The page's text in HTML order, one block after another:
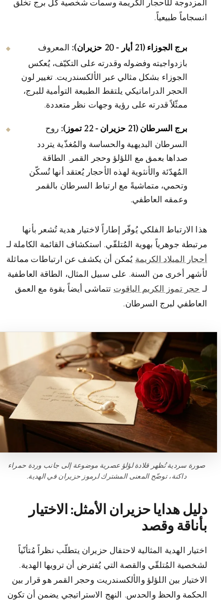
المزدوجة للأحجار الكريمة وسمات شخصية كل برج تخلق
انسجاماً طبيعياً.
برج الجوزاء (21 أيار - 20 حزيران):
المعروف
بازدواجيته وفضوله وقدرته على التكيّف، يُعكس
الجوزاء بشكل مثالي عبر الألكسندريت. تغيير لون
الحجر الدراماتيكي يلتقط الطبيعة التوأمية للبرج،
ممثّلاً قدرته على رؤية وجهات نظر متعددة.
برج السرطان (21 حزيران - 22 تموز):
روح
السرطان البديهية والحساسة والمُغذّية يتردد
صداها بعمق مع اللؤلؤ وحجر القمر. الطاقة
المُهدّئة والأنثوية لهذه الأحجار يُعتقد أنها تُسكّن
وتحمي، متماشيةً مع ارتباط السرطان بالقمر
وعمقه العاطفي.
هذا الارتباط الفلكي يُوفّر إطاراً لاختيار هدية تُشعر بأنها
مرتبطة جوهرياً بهوية المُتلقّي. استكشاف القائمة الكاملة لـ
أحجار الميلاد الكريمةيُمكن أن يكشف عن ارتباطات مماثلة
لأشهر أخرى من السنة. على سبيل المثال، الطاقة العاطفية
لـحجر تموز الكريم الياقوتتتماشى أيضاً بقوة مع العمق
العاطفي لبرج السرطان.
صورة سردية تُظهر قلادة لؤلؤ عصرية موضوعة إلى جانب وردة حمراء
داكنة، توضّح المعنى المشترك لرموز حزيران في الهدية.
دليل هدايا حزيران الأمثل: الاختيار
بأناقة وقصد
اختيار الهدية المثالية لاحتفال حزيران يتطلّب نظراً مُتأنّياً
لشخصية المُتلقّي والقصة التي يُفترض أن ترويها الهدية.
الاختيار بين اللؤلؤ والألكسندريت وحجر القمر هو قرار بين
الحكمة والحظ والحدس. النهج الاستراتيجي يضمن أن تكون